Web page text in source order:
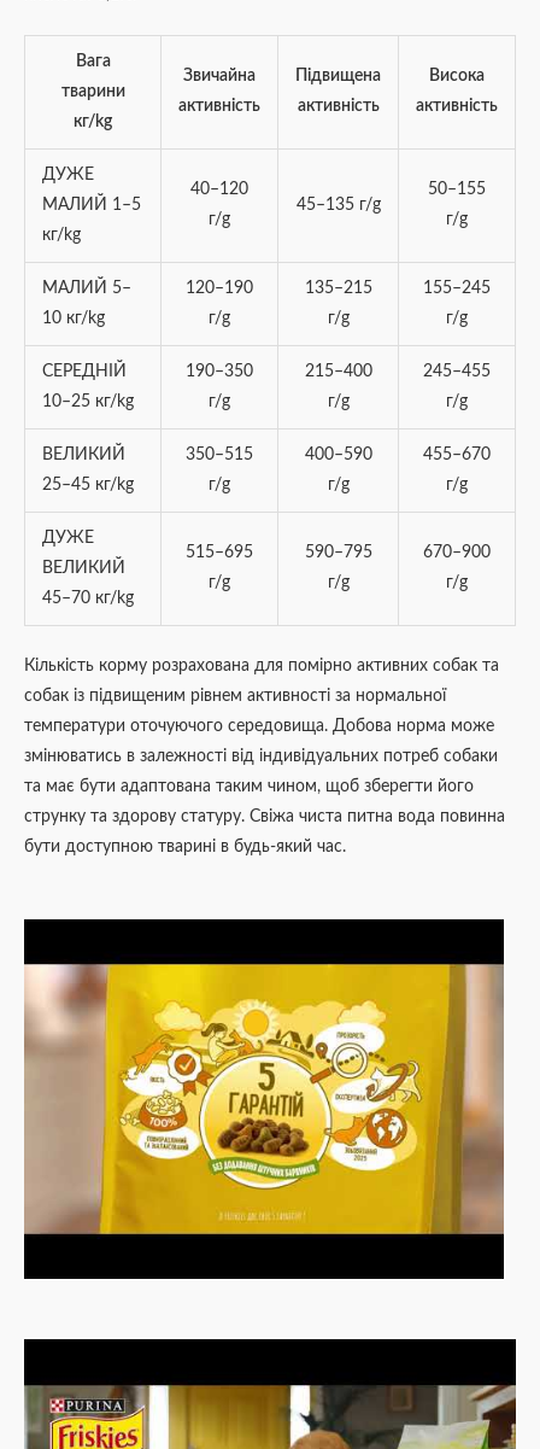
Вага
тварини
кг/kg
Звичайна
активність
Підвищена
активність
Висока
активність
ДУЖЕ
МАЛИЙ 1–5
кг/kg
40–120
г/g
45–135 г/g
50–155
г/g
МАЛИЙ 5–
10 кг/kg
120–190
г/g
135–215
г/g
155–245
г/g
СЕРЕДНІЙ
10–25 кг/kg
190–350
г/g
215–400
г/g
245–455
г/g
ВЕЛИКИЙ
25–45 кг/kg
350–515
г/g
400–590
г/g
455–670
г/g
ДУЖЕ
ВЕЛИКИЙ
45–70 кг/kg
515–695
г/g
590–795
г/g
670–900
г/g
Кількість корму розрахована для помірно активних собак та
собак із підвищеним рівнем активності за нормальної
температури оточуючого середовища. Добова норма може
змінюватись в залежності від індивідуальних потреб собаки
та має бути адаптована таким чином, щоб зберегти його
струнку та здорову статуру. Свіжа чиста питна вода повинна
бути доступною тварині в будь-який час.